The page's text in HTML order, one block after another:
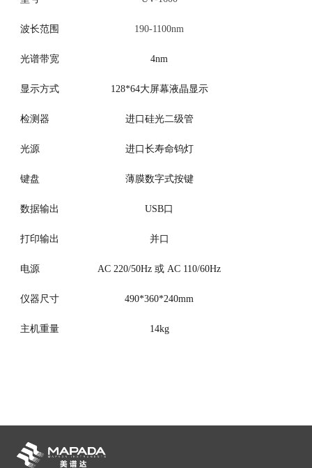
波长范围 190-1100nm
光谱带宽 4nm
显示方式 128*64大屏幕液晶显示
检测器 进口硅光二级管
光源 进口长寿命钨灯
键盘 薄膜数字式按键
数据输出 USB口
打印输出 并口
电源 AC 220/50Hz 或 AC 110/60Hz
仪器尺寸 490*360*240mm
主机重量 14kg